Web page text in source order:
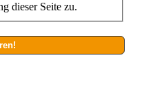
dieser Seite zu.